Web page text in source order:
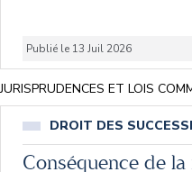
Publié le 13 Juil 2026
JURISPRUDENCES ET LOIS
DROIT DES
Conséquence de